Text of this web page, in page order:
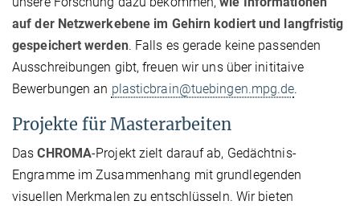
auf der Netzwerkebene im Gehirn kodiert und langfristig
gespeichert werden. Falls es gerade keine passenden
Ausschreibungen gibt, freuen wir uns über inititaive
Bewerbungen an plasticbrain@tuebingen.mpg.de.
Projekte für Masterarbeiten
DasCHROMA-Projekt zielt darauf ab, Gedächtnis-
Engramme im Zusammenhang mit grundlegenden
visuellen Merkmalen zu entschlüsseln. Wir bieten